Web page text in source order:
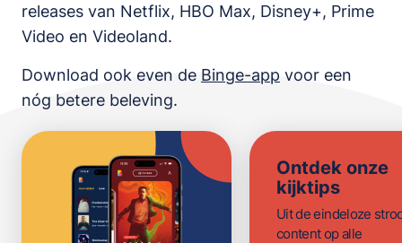
releases van Netflix, HBO Max, Disney+, Prime
Video en Videoland.
Download ook even de Binge-app voor een
nóg betere beleving.
Ontdek onze
kijktips
Uit de eindeloze
content op alle